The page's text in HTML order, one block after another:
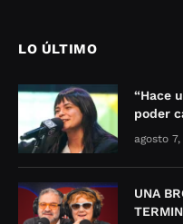
LO ÚLTIMO
“Hace
poder
agosto
UNA